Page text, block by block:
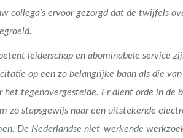
collega’s ervoor gezorgd dat de twijfels
leiderschap en abominabele service
op een zo belangrijke baan als die
het tegenovergestelde. Er dient orde in de
zo stapsgewijs naar een uitstekende
De Nederlandse niet-werkende